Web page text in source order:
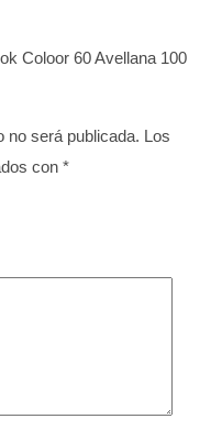
Coloor 60 Avellana 100
no será publicada. Los
con *